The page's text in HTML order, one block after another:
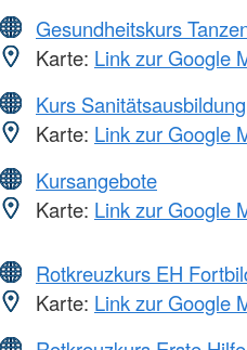
Gesundheitskurs
Karte: Link zur Google
Kurs Sanitätsausbildung
Karte: Link zur Google
Kursangebote
Karte: Link zur Google
Rotkreuzkurs EH
Karte: Link zur Google